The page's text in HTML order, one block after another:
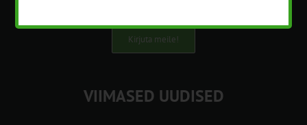
Kirjuta meile!
VIIMASED UUDISED